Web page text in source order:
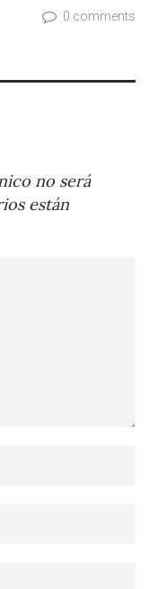
0 comments
no será
están